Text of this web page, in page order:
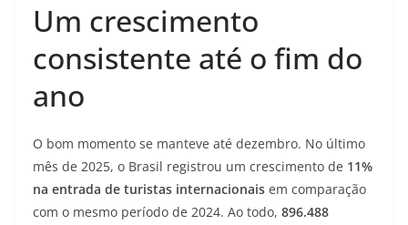
Um crescimento
consistente até o fim do
ano
O bom momento se manteve até dezembro. No último
mês de 2025, o Brasil registrou um crescimento de 11%
na entrada de turistas internacionais em comparação
com o mesmo período de 2024. Ao todo, 896.488